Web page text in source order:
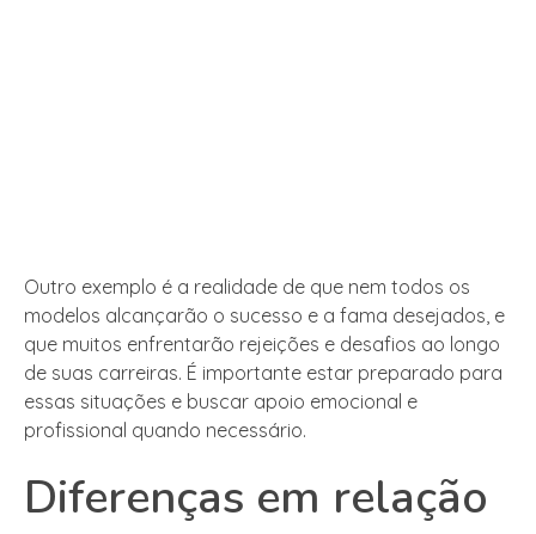
Outro exemplo é a realidade de que nem todos os
modelos alcançarão o sucesso e a fama desejados, e
que muitos enfrentarão rejeições e desafios ao longo
de suas carreiras. É importante estar preparado para
essas situações e buscar apoio emocional e
profissional quando necessário.
Diferenças em relação